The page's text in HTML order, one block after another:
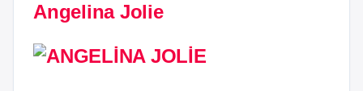
Angelina Jolie